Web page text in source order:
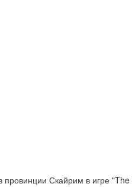
провинции Скайрим в игре